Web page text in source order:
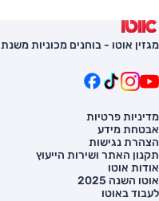
מגזין אוטו - בוחנים מכוניות משנת 1986
מדיניות פרטיות
אבטחת מידע
הצהרת נגישות
תקנון האתר ושירות הייעוץ
אודות אוטו
אוטו השנה 2025
לעבוד באוטו